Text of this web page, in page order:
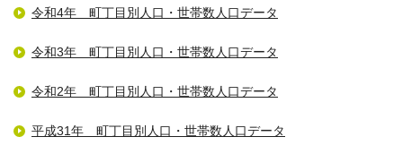
令和4年 町丁目別人口・世帯数人口データ
令和3年 町丁目別人口・世帯数人口データ
令和2年 町丁目別人口・世帯数人口データ
平成31年 町丁目別人口・世帯数人口データ